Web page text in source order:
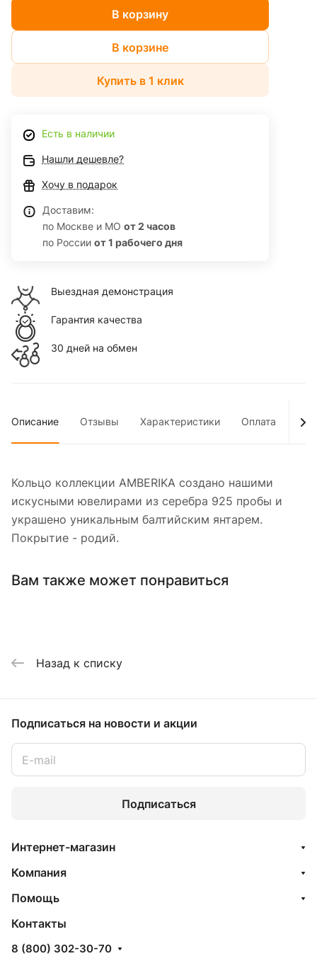
В корзину
В корзине
Купить в 1 клик
Есть в наличии
Нашли дешевле?
Хочу в подарок
Доставим:
по Москве и МО от 2 часов
по России от 1 рабочего дня
Выездная демонстрация
Гарантия качества
30 дней на обмен
Описание Отзывы Характеристики Оплата
Кольцо коллекции AMBERIKA создано нашими
искусными ювелирами из серебра 925 пробы и
украшено уникальным балтийским янтарем.
Покрытие - родий.
Вам также может понравиться
Назад к списку
Подписаться на новости и акции
Подписаться
Интернет-магазин
Компания
Помощь
Контакты
8 (800) 302-30-70